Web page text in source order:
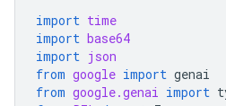
import time
import base64
import json
from google import genai
from google.genai import